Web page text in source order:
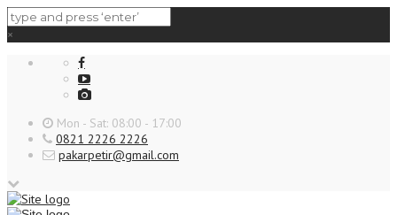
×
Mon - Sat: 08:00 - 17:00
0821 2226 2226
pakarpetir@gmail.com